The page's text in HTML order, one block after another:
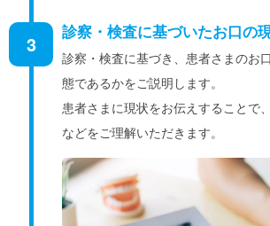
3 診察・検査に基づいたお口の
診察・検査に基づき、患者さまのお
態であるかをご説明します。
患者さまに現状をお伝えすることで
などをご理解いただきます。